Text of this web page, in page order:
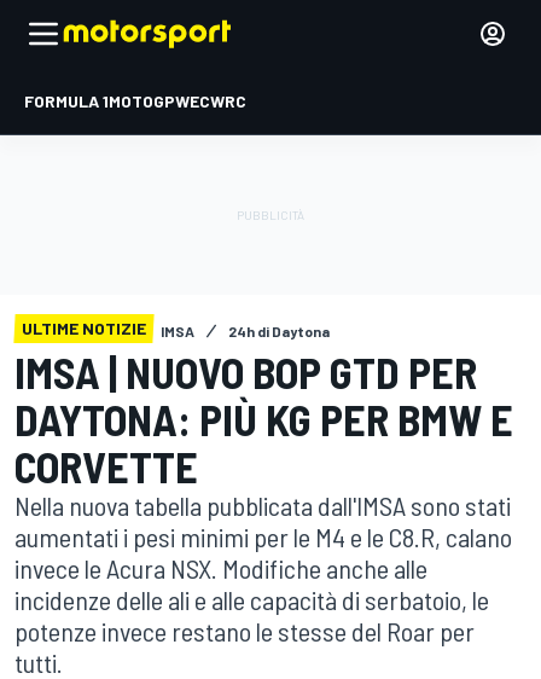
FORMULA 1MOTOGPWECWRC
ULTIME NOTIZIE IMSA 24h di Daytona
IMSA | NUOVO BOP GTD PER
DAYTONA: PIÙ KG PER BMW E
CORVETTE
Nella nuova tabella pubblicata dall'IMSA sono stati
aumentati i pesi minimi per le M4 e le C8.R, calano
invece le Acura NSX. Modifiche anche alle
incidenze delle ali e alle capacità di serbatoio, le
potenze invece restano le stesse del Roar per
tutti.